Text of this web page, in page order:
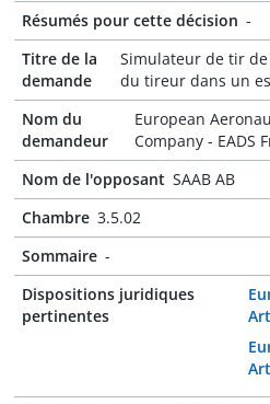
Résumés pour cette décision -
Titre de la
demande
Simulateur de tir
du tireur dans un
Nom du
demandeur
European
Company - EADS
Nom de l'opposant SAAB AB
Chambre 3.5.02
Sommaire -
Dispositions juridiques
pertinentes